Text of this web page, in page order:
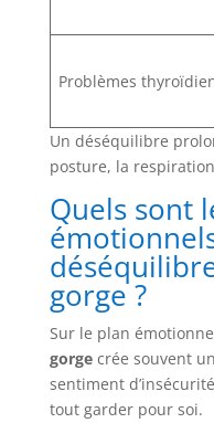
Problèmes
Un déséquilibre
posture, la
Quels sont
gorge ?
Sur le plan
gorgecrée souvent
sentiment
tout garder pour soi.